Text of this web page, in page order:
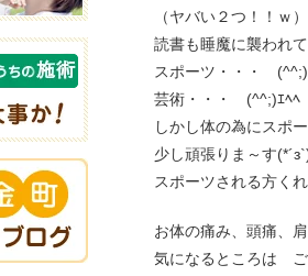
（ヤバい２つ！！ｗ）
読書も睡魔に襲われ
スポーツ・・・ (^^;)
芸術・・・ (^^;)ｴﾍﾍ
しかし体の為にスポ
少し頑張りま～す
スポーツされる方く
お体の痛み、頭痛、
気になるところは ご